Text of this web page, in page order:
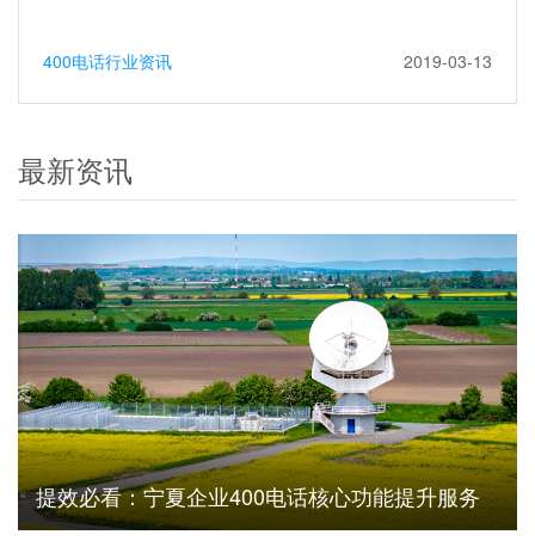
400电话行业资讯 2019-03-13
最新资讯
提效必看：宁夏企业400电话核心功能提升服务